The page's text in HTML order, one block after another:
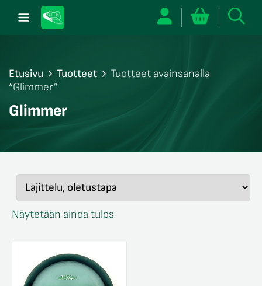
Etusivu Tuotteet
Tuotteet avainsanalla
“Glimmer”
Glimmer
Näytetään ainoa tulos
sulje